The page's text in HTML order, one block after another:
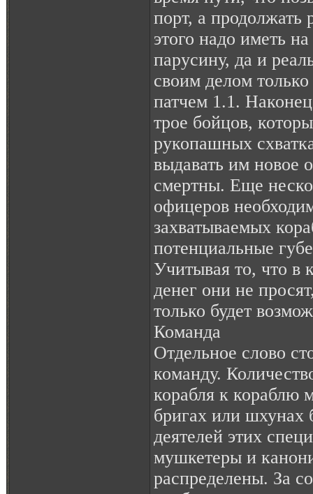
порт, а продолжать
этого надо иметь
парусину, да и
своим делом
патчем 1.1.
трое бойцов,
рукопашных
выдавать им новое
смертны. Еще
офицеров
захватываемых
потенциальные
Учитывая то, что в
денег они не
только будет
Команда
Отдельное слово
команду.
корабля к кораблю
бригах или шхунах
деятелей этих
мушкетеры и
распределены. За